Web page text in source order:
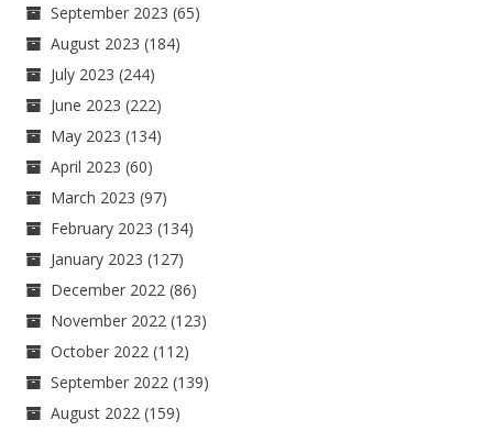
September 2023 (65)
August 2023 (184)
July 2023 (244)
June 2023 (222)
May 2023 (134)
April 2023 (60)
March 2023 (97)
February 2023 (134)
January 2023 (127)
December 2022 (86)
November 2022 (123)
October 2022 (112)
September 2022 (139)
August 2022 (159)